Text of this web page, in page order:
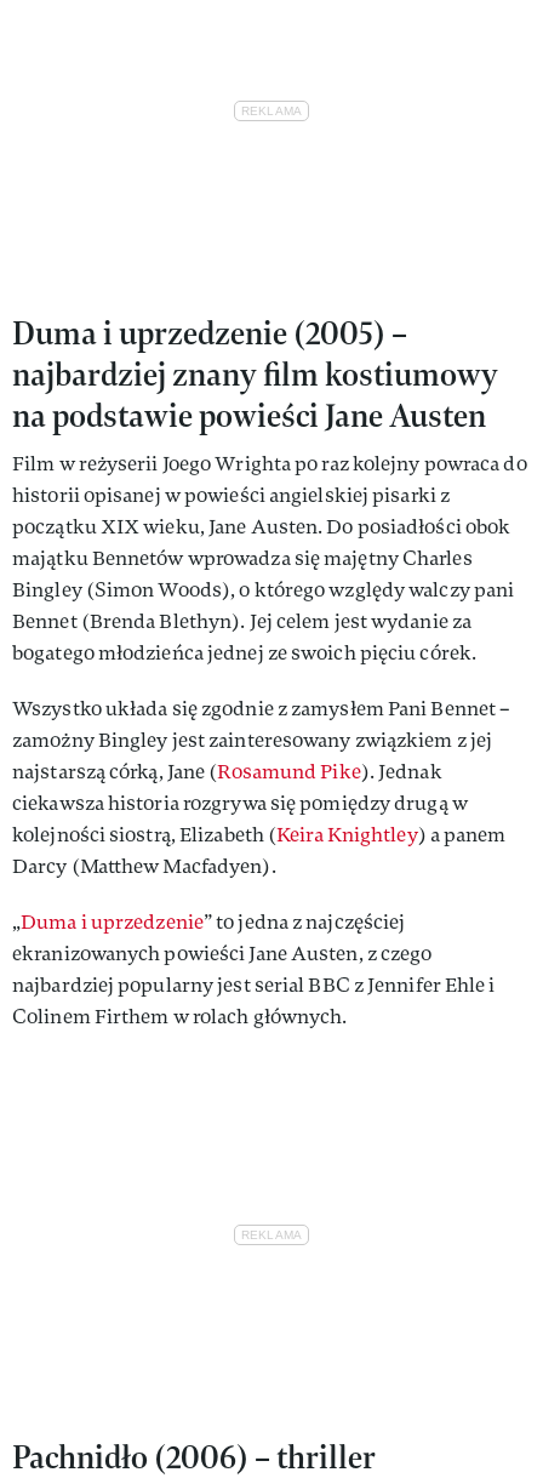
Duma i uprzedzenie (2005) –
najbardziej znany film kostiumowy
na podstawie powieści Jane Austen
Film w reżyserii Joego Wrighta po raz kolejny powraca do
historii opisanej w powieści angielskiej pisarki z
początku XIX wieku, Jane Austen. Do posiadłości obok
majątku Bennetów wprowadza się majętny Charles
Bingley (Simon Woods), o którego względy walczy pani
Bennet (Brenda Blethyn). Jej celem jest wydanie za
bogatego młodzieńca jednej ze swoich pięciu córek.
Wszystko układa się zgodnie z zamysłem Pani Bennet –
zamożny Bingley jest zainteresowany związkiem z jej
najstarszą córką, Jane (Rosamund Pike). Jednak
ciekawsza historia rozgrywa się pomiędzy drugą w
kolejności siostrą, Elizabeth (Keira Knightley) a panem
Darcy (Matthew Macfadyen).
„Duma i uprzedzenie” to jedna z najczęściej
ekranizowanych powieści Jane Austen, z czego
najbardziej popularny jest serial BBC z Jennifer Ehle i
Colinem Firthem w rolach głównych.
Pachnidło (2006) – thriller